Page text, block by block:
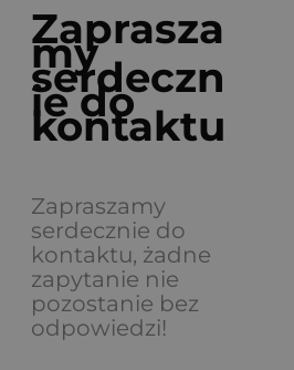
Zaprasza
my
serdeczn
ie do
kontaktu
Zapraszamy
serdecznie do
kontaktu, żadne
zapytanie nie
pozostanie bez
odpowiedzi!